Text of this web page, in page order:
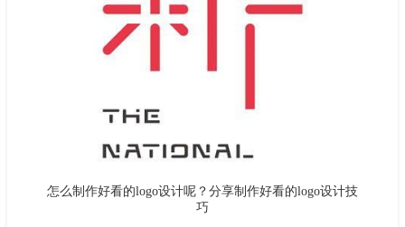
怎么制作好看的logo设计呢？分享制作好看的logo设计技
巧